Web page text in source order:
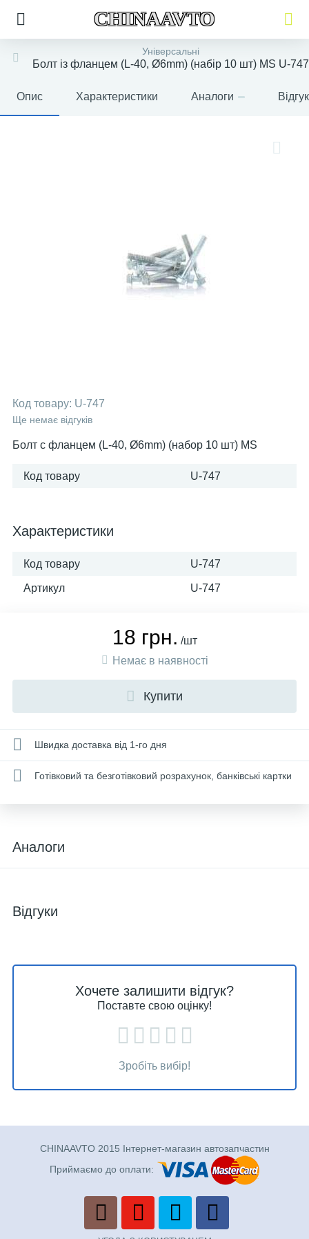
CHINAAVTO
Універсальні
Болт із фланцем (L-40, Ø6mm) (набір 10 шт) MS U-747
Опис Характеристики Аналоги
Код товару: U-747
Ще немає відгуків
Болт с фланцем (L-40, Ø6mm) (набор 10 шт) MS
Код товару U-747
Характеристики
Код товару U-747
Артикул U-747
18 грн. /шт
Немає в наявності
Купити
Швидка доставка від 1-го дня
Готівковий та безготівковий розрахунок, банківські картки
Аналоги
Відгуки
Хочете залишити відгук?
Поставте свою оцінку!
Зробіть вибір!
CHINAAVTO 2015 Інтернет-магазин автозапчастин
Приймаємо до оплати: